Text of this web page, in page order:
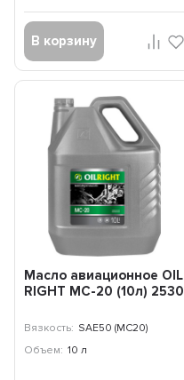
В корзину
Масло авиационное OIL
RIGHT МС-20 (10л) 2530
Вязкость: SAE50 (МС20)
Объем: 10 л